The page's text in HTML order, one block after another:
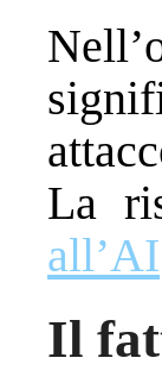
La
all’AI
Il